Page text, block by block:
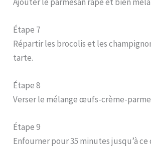
Étape 7
Répartir les brocolis et les
tarte.
Étape 8
Verser le mélange œufs-crème-
Étape 9
Enfourner pour 35 minutes jusqu’à